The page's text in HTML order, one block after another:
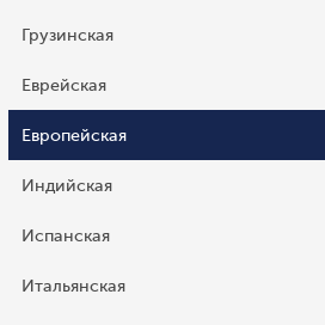
Грузинская
Еврейская
Европейская
Индийская
Испанская
Итальянская